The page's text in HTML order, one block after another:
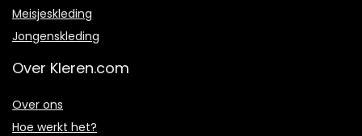
Meisjeskleding
Jongenskleding
Over Kleren.com
Over ons
Hoe werkt het?